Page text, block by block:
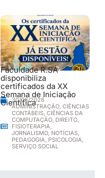
Faculdade R.SÁ
disponibiliza
certificados da XX
Semana de Iniciação
Científica
30/06/2026
ADMINISTRAÇÃO, CIÊNCIAS
CONTÁBEIS, CIÊNCIAS DA
COMPUTAÇÃO, DIREITO,
FISIOTERAPIA,
JORNALISMO, NOTÍCIAS,
PEDAGOGIA, PSICOLOGIA,
SERVIÇO SOCIAL